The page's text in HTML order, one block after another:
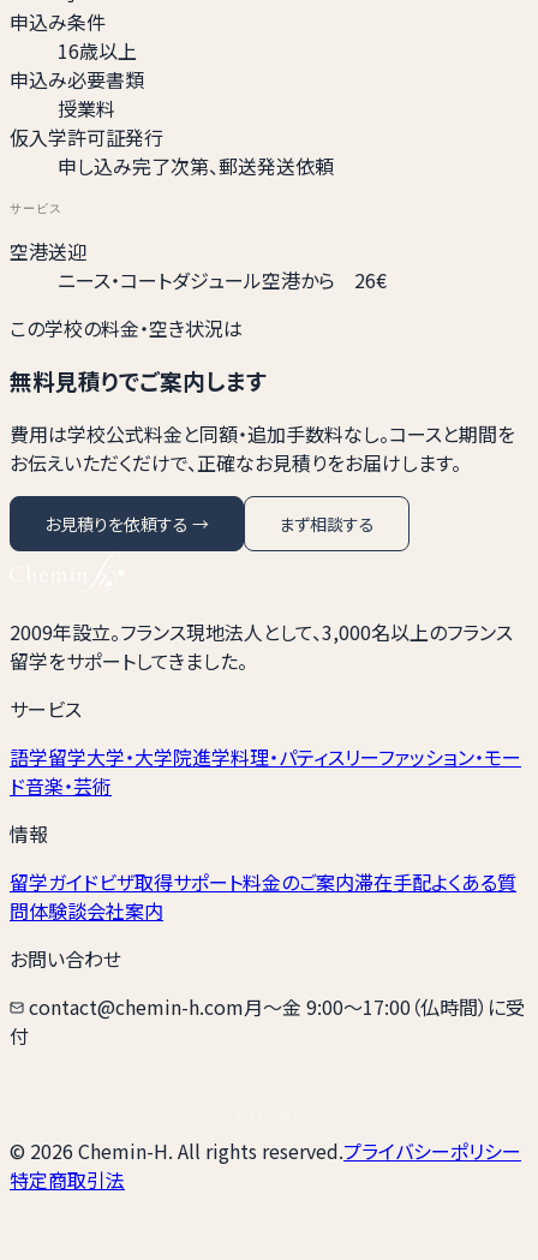
申込み条件
16歳以上
申込み必要書類
授業料
仮入学許可証発行
申し込み完了次第、郵送発送依頼
サービス
空港送迎
ニース・コートダジュール空港から 26€
この学校の料金・空き状況は
無料見積りでご案内します
費用は学校公式料金と同額・追加手数料なし。コースと期間を
お伝えいただくだけで、正確なお見積りをお届けします。
お見積りを依頼する → まず相談する
2009年設立。フランス現地法人として、3,000名以上のフランス
留学をサポートしてきました。
サービス
語学留学大学・大学院進学料理・パティスリーファッション・モー
ド音楽・芸術
情報
留学ガイドビザ取得サポート料金のご案内滞在手配よくある質
問体験談会社案内
お問い合わせ
contact@chemin-h.com月〜金 9:00〜17:00（仏時間）に受
付
© 2026 Chemin-H. All rights reserved.プライバシーポリシー
特定商取引法